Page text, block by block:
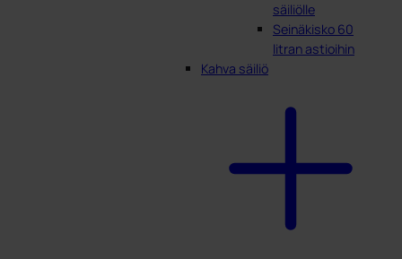
säiliölle
Seinäkisko 60
litran astioihin
Kahva säiliö